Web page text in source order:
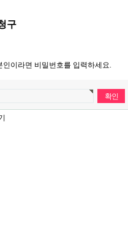
구
이라면 비밀번호를 입력하세요.